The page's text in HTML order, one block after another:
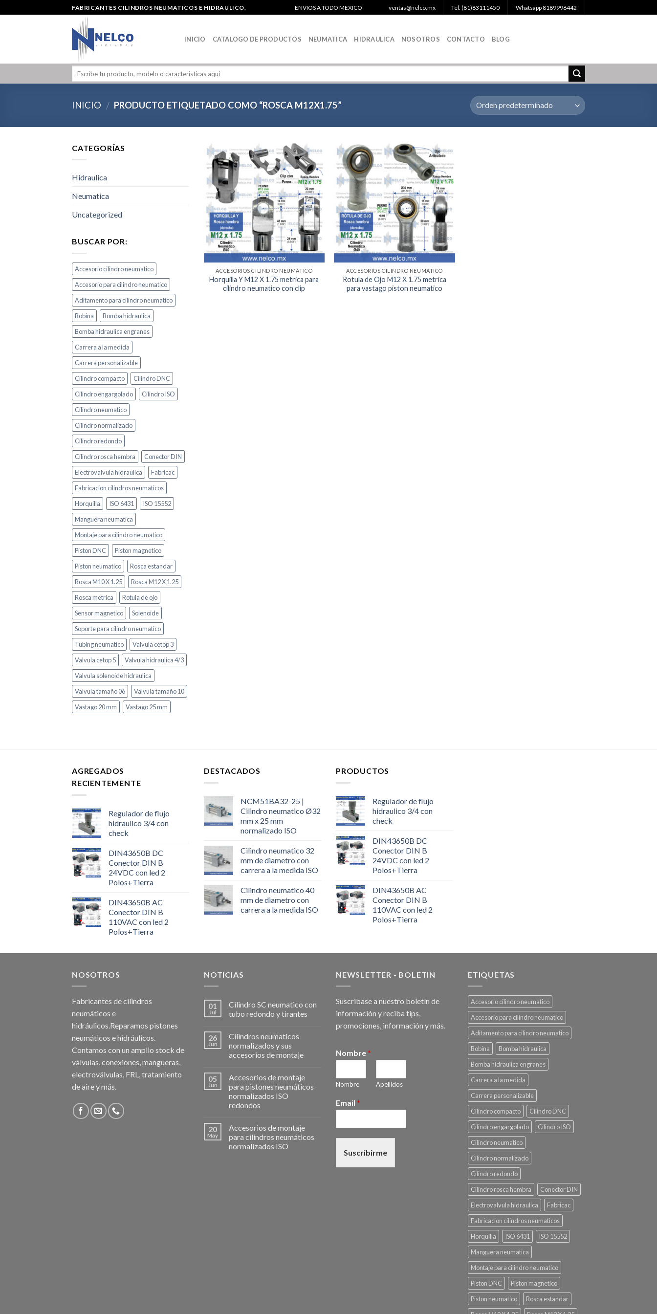
FABRICANTES CILINDROS NEUMATICOS E HIDRAULICO. ENVIOS A TODO MEXICO ventas@nelco.mx Tel. (81)83111450 Whatsapp 8189996442
INICIO CATALOGO DE PRODUCTOS NEUMATICA HIDRAULICA NOSOTROS CONTACTO BLOG
INICIO / PRODUCTO ETIQUETADO COMO “ROSCA M12X1.75”
CATEGORÍAS
Hidraulica
Neumatica
Uncategorized
BUSCAR POR:
Accesorio cilindro neumatico
Accesorio para cilindro neumatico
Aditamento para cilindro neumatico
Bobina
Bomba hidraulica
Bomba hidraulica engranes
Carrera a la medida
Carrera personalizable
Cilindro compacto
Cilindro DNC
Cilindro engargolado
Cilindro ISO
Cilindro neumatico
Cilindro normalizado
Cilindro redondo
Cilindro rosca hembra
Conector DIN
Electrovalvula hidraulica
Fabricac
Fabricacion cilindros neumaticos
Horquilla
ISO 6431
ISO 15552
Manguera neumatica
Montaje para cilindro neumatico
Piston DNC
Piston magnetico
Piston neumatico
Rosca estandar
Rosca M10 X 1.25
Rosca M12 X 1.25
Rosca metrica
Rotula de ojo
Sensor magnetico
Solenoide
Soporte para cilindro neumatico
Tubing neumatico
Valvula cetop 3
Valvula cetop 5
Valvula hidraulica 4/3
Valvula solenoide hidraulica
Valvula tamaño 06
Valvula tamaño 10
Vastago 20 mm
Vastago 25 mm
Agregar
a la
Lista de
deseos
ACCESORIOS CILINDRO NEUMÁTICO
Horquilla Y M12 X 1.75 metrica para
cilindro neumatico con clip
Agregar
a la
Lista de
deseos
ACCESORIOS CILINDRO NEUMÁTICO
Rotula de Ojo M12 X 1.75 metrica
para vastago piston neumatico
AGREGADOS
RECIENTEMENTE
Regulador de flujo
hidraulico 3/4 con
check
DIN43650B DC
Conector DIN B
24VDC con led 2
Polos+Tierra
DIN43650B AC
Conector DIN B
110VAC con led 2
Polos+Tierra
DESTACADOS
NCM51BA32-25 |
Cilindro neumatico Ø32
mm x 25 mm
normalizado ISO
Cilindro neumatico 32
mm de diametro con
carrera a la medida ISO
Cilindro neumatico 40
mm de diametro con
carrera a la medida ISO
PRODUCTOS
Regulador de flujo
hidraulico 3/4 con
check
DIN43650B DC
Conector DIN B
24VDC con led 2
Polos+Tierra
DIN43650B AC
Conector DIN B
110VAC con led 2
Polos+Tierra
NOSOTROS
Fabricantes de cilindros
neumáticos e
hidráulicos.Reparamos pistones
neumáticos e hidráulicos.
Contamos con un amplio stock de
válvulas, conexiones, mangueras,
electroválvulas, FRL, tratamiento
de aire y más.
NOTICIAS
01
Jul
Cilindro SC neumatico con
tubo redondo y tirantes
26
Jun
Cilindros neumaticos
normalizados y sus
accesorios de montaje
05
Jun
Accesorios de montaje
para pistones neumáticos
normalizados ISO
redondos
20
May
Accesorios de montaje
para cilindros neumáticos
normalizados ISO
NEWSLETTER - BOLETIN
Suscribase a nuestro boletín de
información y reciba tips,
promociones, información y más.
Nombre *
Nombre Apellidos
Email *
Suscribirme
ETIQUETAS
Accesorio cilindro neumatico
Accesorio para cilindro neumatico
Aditamento para cilindro neumatico
Bobina
Bomba hidraulica
Bomba hidraulica engranes
Carrera a la medida
Carrera personalizable
Cilindro compacto
Cilindro DNC
Cilindro engargolado
Cilindro ISO
Cilindro neumatico
Cilindro normalizado
Cilindro redondo
Cilindro rosca hembra
Conector DIN
Electrovalvula hidraulica
Fabricac
Fabricacion cilindros neumaticos
Horquilla
ISO 6431
ISO 15552
Manguera neumatica
Montaje para cilindro neumatico
Piston DNC
Piston magnetico
Piston neumatico
Rosca estandar